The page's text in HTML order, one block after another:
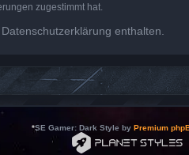
zugestimmt hat.
enthalten.
*SE Gamer: Dark Style by Premium